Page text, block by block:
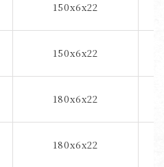
150x6x22
150x6x22
180x6x22
180x6x22